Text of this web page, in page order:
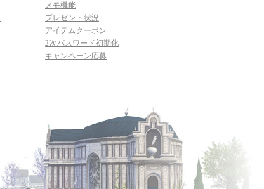
メモ機能
プレゼント状況
アイテムクーポン
2次パスワード初期化
キャンペーン応募